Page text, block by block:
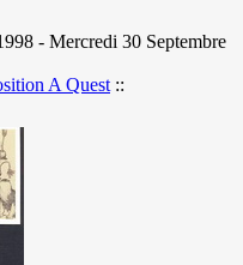
- Mercredi 30 Septembre
A Quest ::